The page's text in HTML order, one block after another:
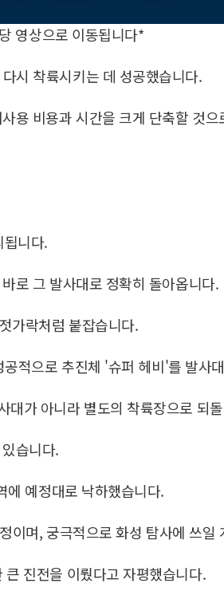
영상으로 이동됩니다*
시 착륙시키는 데 성공했습니다.
용 비용과 시간을 크게 단축할 것으
니다.
로 그 발사대로 정확히 돌아옵니다.
가락처럼 붙잡습니다.
적으로 추진체 '슈퍼 헤비'를 발사
대가 아니라 별도의 착륙장으로 되
습니다.
예정대로 낙하했습니다.
이며, 궁극적으로 화성 탐사에 쓰일
진전을 이뤘다고 자평했습니다.